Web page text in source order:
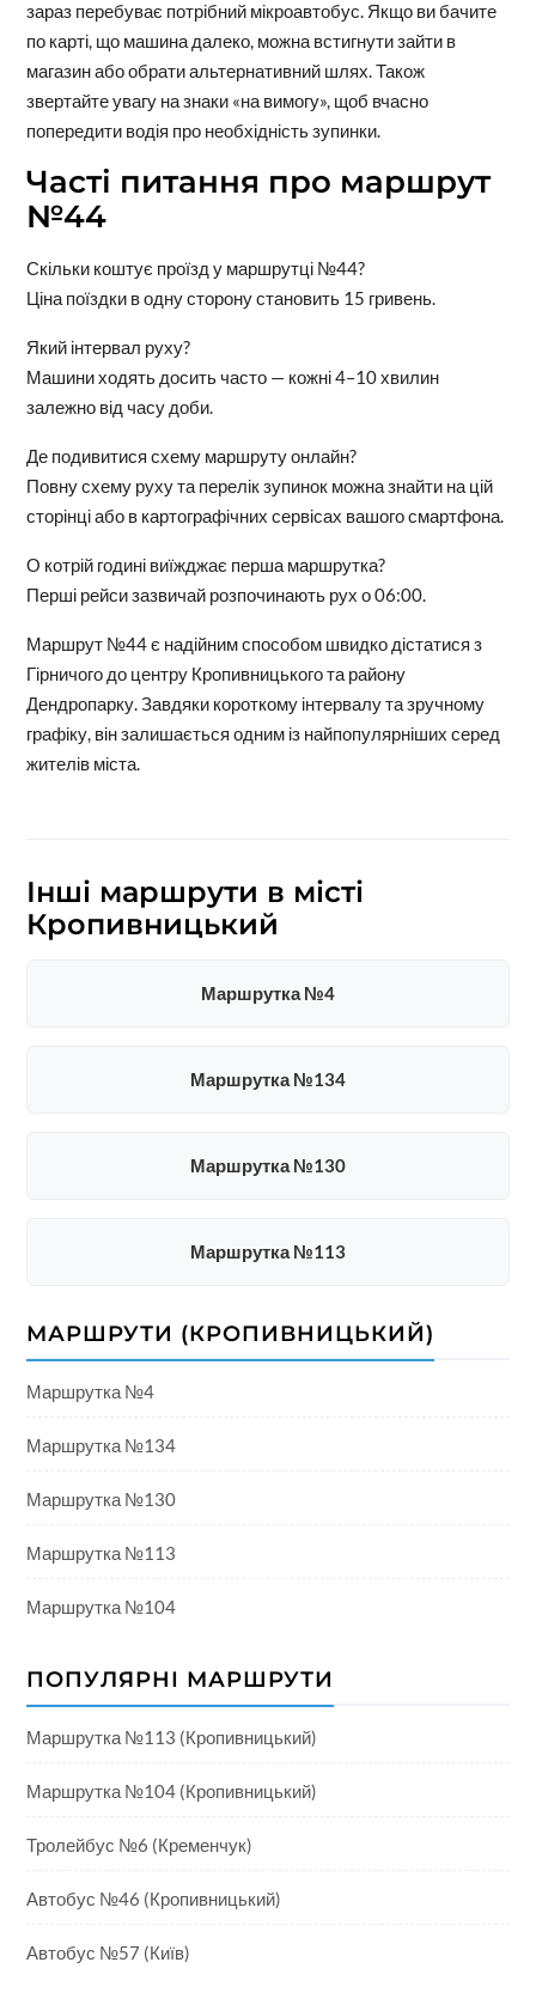
зараз перебуває потрібний мікроавтобус. Якщо ви бачите
по карті, що машина далеко, можна встигнути зайти в
магазин або обрати альтернативний шлях. Також
звертайте увагу на знаки «на вимогу», щоб вчасно
попередити водія про необхідність зупинки.
Часті питання про маршрут
№44
Скільки коштує проїзд у маршрутці №44?
Ціна поїздки в одну сторону становить 15 гривень.
Який інтервал руху?
Машини ходять досить часто — кожні 4–10 хвилин
залежно від часу доби.
Де подивитися схему маршруту онлайн?
Повну схему руху та перелік зупинок можна знайти на цій
сторінці або в картографічних сервісах вашого смартфона.
О котрій годині виїжджає перша маршрутка?
Перші рейси зазвичай розпочинають рух о 06:00.
Маршрут №44 є надійним способом швидко дістатися з
Гірничого до центру Кропивницького та району
Дендропарку. Завдяки короткому інтервалу та зручному
графіку, він залишається одним із найпопулярніших серед
жителів міста.
Інші маршрути в місті
Кропивницький
Маршрутка №4
Маршрутка №134
Маршрутка №130
Маршрутка №113
МАРШРУТИ (КРОПИВНИЦЬКИЙ)
Маршрутка №4
Маршрутка №134
Маршрутка №130
Маршрутка №113
Маршрутка №104
ПОПУЛЯРНІ МАРШРУТИ
Маршрутка №113 (Кропивницький)
Маршрутка №104 (Кропивницький)
Тролейбус №6 (Кременчук)
Автобус №46 (Кропивницький)
Автобус №57 (Київ)